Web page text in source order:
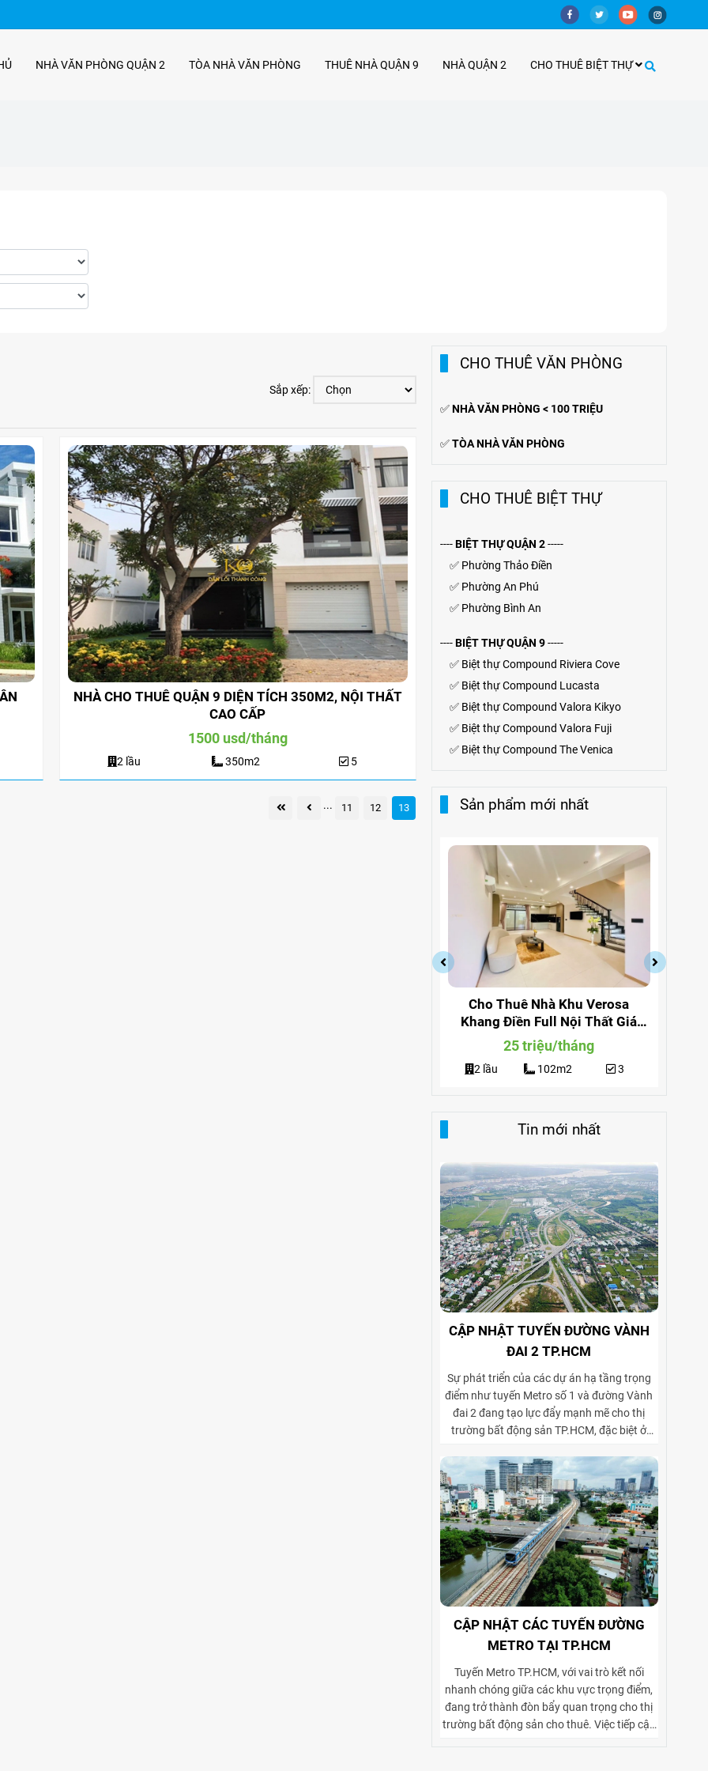
NHÀ VĂN PHÒNG QUẬN 2 TÒA NHÀ VĂN PHÒNG THUÊ NHÀ QUẬN 9 NHÀ QUẬN 2 CHO THUÊ BIỆT THỰ
Sắp xếp:
NHÀ CHO THUÊ QUẬN 9 DIỆN TÍCH 350M2, NỘI THẤT
CAO CẤP
1500 usd/tháng
2 lầu 350m2 5
... 11 12 13
CHO THUÊ VĂN PHÒNG
✅NHÀ VĂN PHÒNG < 100 TRIỆU
✅TÒA NHÀ VĂN PHÒNG
CHO THUÊ BIỆT THỰ
----BIỆT THỰ QUẬN 2-----
✅ Phường Thảo Điền
✅ Phường An Phú
✅ Phường Bình An
----BIỆT THỰ QUẬN 9-----
✅ Biệt thự Compound Riviera Cove
✅ Biệt thựCompound Lucasta
✅ Biệt thựCompound Valora Kikyo
✅ Biệt thự Compound Valora Fuji
✅ Biệt thự Compound The Venica
Sản phẩm mới nhất
Cho Thuê Nhà Khu Verosa
Khang Điền Full Nội Thất Giá
Siêu Rẻ
25 triệu/tháng
2 lầu 102m2 3
Tin mới nhất
CẬP NHẬT TUYẾN ĐƯỜNG VÀNH
ĐAI 2 TP.HCM
Sự phát triển của các dự án hạ tầng trọng
điểm như tuyến Metro số 1 và đường Vành
đai 2 đang tạo lực đẩy mạnh mẽ cho thị
trường bất động sản TP.HCM, đặc biệt ở
phòng. Vành đai 2 hoàn thiện mạng lưới
giao thông liên vùng, rút ngắn thời gian di
chuyển từ ngoại thành vào trung tâm, mở
rộng không gian phát triển cho các khu đô
thị mới, khu biệt thự cao cấp và cụm văn
phòng ở những vị trí chiến lược. Sự kết hợp
giữa tiện ích di chuyển và hạ tầng đồng bộ
đang tạo ra biên độ tăng giá và tiềm năng
khai thác cho thuê bền vững cho các loại
hình bất động sản này.
CẬP NHẬT CÁC TUYẾN ĐƯỜNG
METRO TẠI TP.HCM
Tuyến Metro TP.HCM, với vai trò kết nối
nhanh chóng giữa các khu vực trọng điểm,
đang trở thành đòn bẩy quan trọng cho thị
trường bất động sản cho thuê. Việc tiếp cận